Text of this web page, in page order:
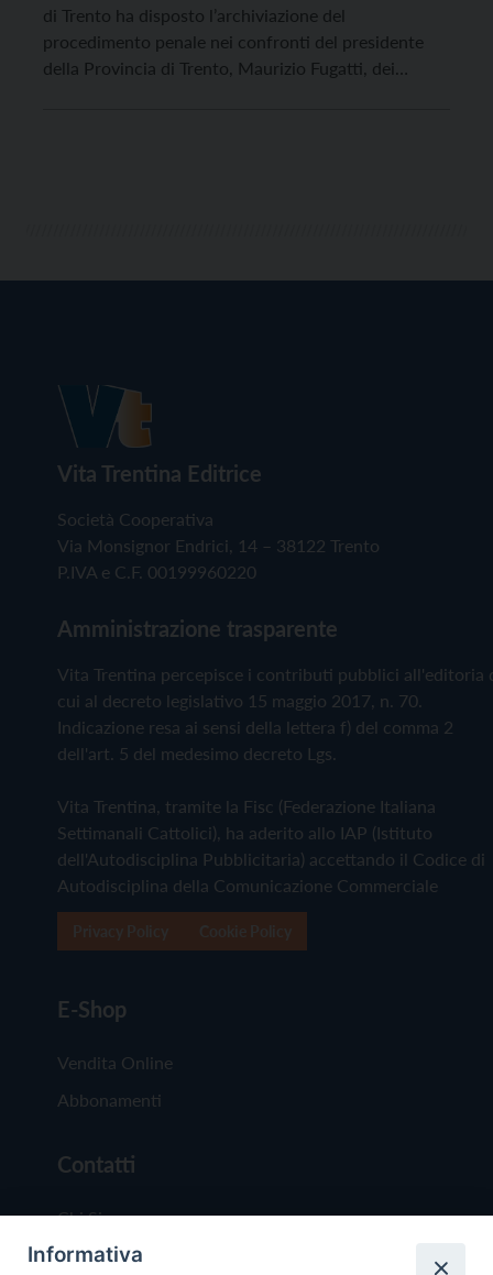
di Trento ha disposto l’archiviazione del
procedimento penale nei confronti del presidente
della Provincia di Trento, Maurizio Fugatti, dei
Vita Trentina Editrice
Società Cooperativa
Via Monsignor Endrici, 14 – 38122 Trento
P.IVA e C.F. 00199960220
Amministrazione trasparente
Vita Trentina percepisce i contributi pubblici all'editoria
cui al decreto legislativo 15 maggio 2017, n. 70.
Indicazione resa ai sensi della lettera f) del comma 2
dell'art. 5 del medesimo decreto Lgs.
Vita Trentina, tramite la Fisc (Federazione Italiana
Settimanali Cattolici), ha aderito allo IAP (Istituto
dell'Autodisciplina Pubblicitaria) accettando il Codice di
Autodisciplina della Comunicazione Commerciale
E-Shop
Vendita Online
Abbonamenti
Contatti
Chi Siamo
Redazione
Informativa